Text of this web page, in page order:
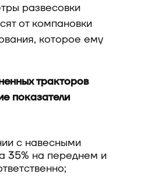
развесовки
от компановки
которое ему
тракторов
показатели
с навесными
35% на переднем и